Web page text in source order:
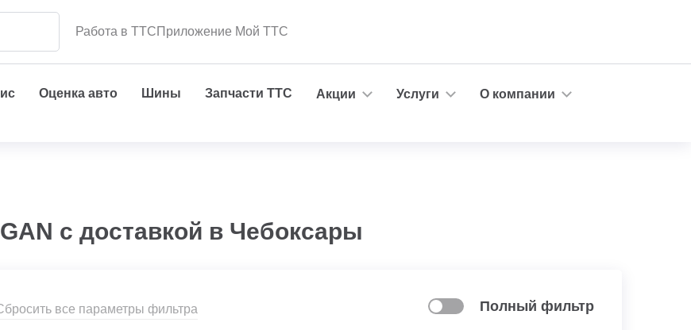
Работа в ТТСПриложение Мой ТТС
Оценка авто Шины Запчасти ТТС Акции Услуги
О компании
с доставкой в Чебоксары
все параметры фильтра Полный фильтр